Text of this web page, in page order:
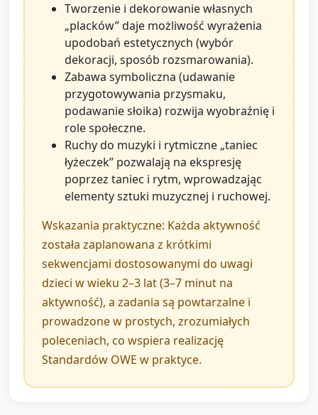
Tworzenie i dekorowanie własnych
„placków” daje możliwość wyrażenia
upodobań estetycznych (wybór
dekoracji, sposób rozsmarowania).
Zabawa symboliczna (udawanie
przygotowywania przysmaku,
podawanie słoika) rozwija wyobraźnię i
role społeczne.
Ruchy do muzyki i rytmiczne „taniec
łyżeczek” pozwalają na ekspresję
poprzez taniec i rytm, wprowadzając
elementy sztuki muzycznej i ruchowej.
Wskazania praktyczne: Każda aktywność
została zaplanowana z krótkimi
sekwencjami dostosowanymi do uwagi
dzieci w wieku 2–3 lat (3–7 minut na
aktywność), a zadania są powtarzalne i
prowadzone w prostych, zrozumiałych
poleceniach, co wspiera realizację
Standardów OWE w praktyce.